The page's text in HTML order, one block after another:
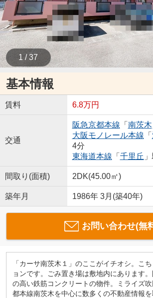
1 / 37
基本情報
賃料 6.8万円
交通
阪急京都本線 「 南茨木
大阪モノレール本線 「
4分
東海道本線 「 千里丘
間取り(面積) 2DK(45.00㎡)
築年月 1986年 3月(築40年)
お問い合わせ(無
「カーサ南茨木１」のここがイチオシ。こ
ョンです。ごみ置き場は敷地内にあります
の高い鉄筋コンクリートの物件。ミライズ
都本線南茨木を中心に数多くの不動産情報